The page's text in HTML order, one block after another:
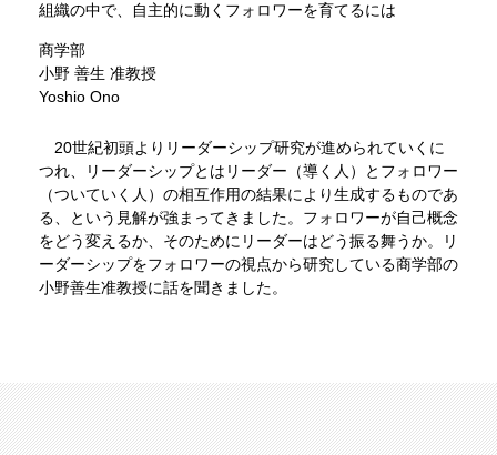
組織の中で、自主的に動くフォロワーを育てるには
商学部
小野 善生 准教授
Yoshio Ono
20世紀初頭よりリーダーシップ研究が進められていくに
つれ、リーダーシップとはリーダー（導く人）とフォロワー
（ついていく人）の相互作用の結果により生成するものであ
る、という見解が強まってきました。フォロワーが自己概念
をどう変えるか、そのためにリーダーはどう振る舞うか。リ
ーダーシップをフォロワーの視点から研究している商学部の
小野善生准教授に話を聞きました。